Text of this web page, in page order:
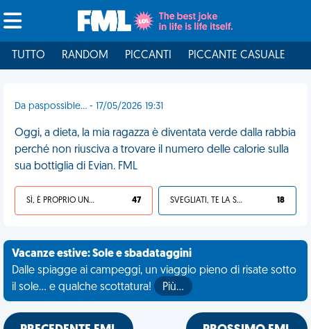
TUTTO RANDOM PICCANTI PICCANTE CASUALE
Da paspossible... - 17/05/2026 19:31
Oggi, a dieta, la mia ragazza è diventata verde dalla rabbia
perché non riusciva a trovare il numero delle calorie sulla
sua bottiglia di Evian. FML
SÌ, È PROPRIO UNA VDM! 47 SVEGLIATI, TE LA SEI CERCATA! 18
Vacanze estive: Sole e sbadataggini
Dalle spiagge ai campeggi, un viaggio pieno di risate sotto
il sole... e qualche scottatura!
Più…